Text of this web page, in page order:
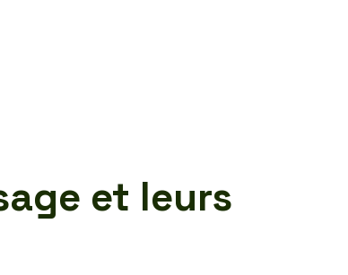
et leurs